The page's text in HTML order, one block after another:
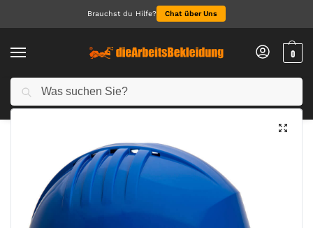
Brauchst du Hilfe? Chat über Uns
0
Start Accessoires / Schutzhelm